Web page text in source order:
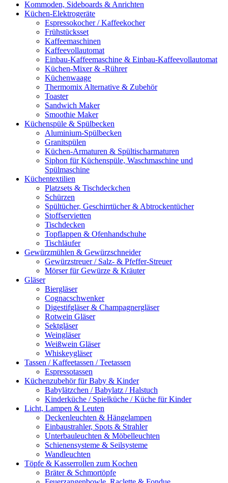
Kommoden, Sideboards & Anrichten
Küchen-Elektrogeräte
Espressokocher / Kaffeekocher
Frühstücksset
Kaffeemaschinen
Kaffeevollautomat
Einbau-Kaffeemaschine & Einbau-Kaffeevollautomat
Küchen-Mixer & -Rührer
Küchenwaage
Thermomix Alternative & Zubehör
Toaster
Sandwich Maker
Smoothie Maker
Küchenspüle & Spülbecken
Aluminium-Spülbecken
Granitspülen
Küchen-Armaturen & Spültischarmaturen
Siphon für Küchenspüle, Waschmaschine und
Spülmaschine
Küchentextilien
Platzsets & Tischdeckchen
Schürzen
Spültücher, Geschirrtücher & Abtrockentücher
Stoffservietten
Tischdecken
Topflappen & Ofenhandschuhe
Tischläufer
Gewürzmühlen & Gewürzschneider
Gewürzstreuer / Salz- & Pfeffer-Streuer
Mörser für Gewürze & Kräuter
Gläser
Biergläser
Cognacschwenker
Digestifgläser & Champagnergläser
Rotwein Gläser
Sektgläser
Weingläser
Weißwein Gläser
Whiskeygläser
Tassen / Kaffeetassen / Teetassen
Espressotassen
Küchenzubehör für Baby & Kinder
Babylätzchen / Babylatz / Halstuch
Kinderküche / Spielküche / Küche für Kinder
Licht, Lampen & Leuten
Deckenleuchten & Hängelampen
Einbaustrahler, Spots & Strahler
Unterbauleuchten & Möbelleuchten
Schienensysteme & Seilsysteme
Wandleuchten
Töpfe & Kasserrollen zum Kochen
Bräter & Schmortöpfe